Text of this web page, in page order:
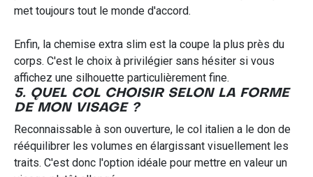
met toujours tout le monde d'accord.
Enfin, la chemise extra slim est la coupe la plus près du
corps. C'est le choix à privilégier sans hésiter si vous
affichez une silhouette particulièrement fine.
5. QUEL COL CHOISIR SELON LA FORME
DE MON VISAGE ?
Reconnaissable à son ouverture, le col italien a le don de
rééquilibrer les volumes en élargissant visuellement les
traits. C'est donc l'option idéale pour mettre en valeur un